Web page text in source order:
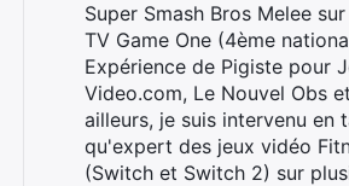
Super Smash Bros Melee
TV Game One (4ème
Expérience de Pigiste pour
Video.com, Le Nouvel Obs
ailleurs, je suis intervenu en
qu'expert des jeux vidéo
(Switch et Switch 2) sur